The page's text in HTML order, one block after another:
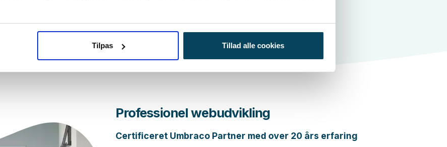
Tilpas Tillad alle cookies
Professionel webudvikling
Certificeret Umbraco Partner med over 20 års erfaring